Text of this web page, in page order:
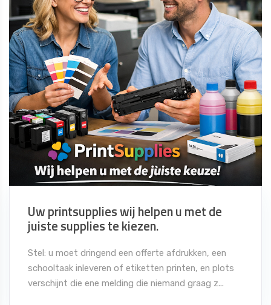
Uw printsupplies wij helpen u met de
juiste supplies te kiezen.
Stel: u moet dringend een offerte afdrukken, een
schooltaak inleveren of etiketten printen, en plots
verschijnt die ene melding die niemand graag z...